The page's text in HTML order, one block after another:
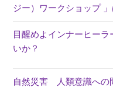
ジー）ワークショップ 」
目醒めよインナーヒー
いか？
自然災害 人類意識への